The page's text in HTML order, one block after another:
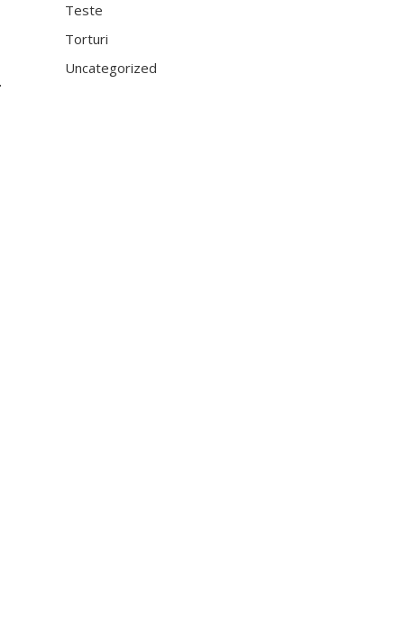
Teste
Torturi
Uncategorized